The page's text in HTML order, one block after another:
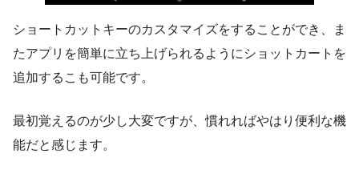
ショートカットキーのカスタマイズをすることができ、ま
たアプリを簡単に立ち上げられるようにショットカートを
追加するこも可能です。
最初覚えるのが少し大変ですが、慣れればやはり便利な機
能だと感じます。